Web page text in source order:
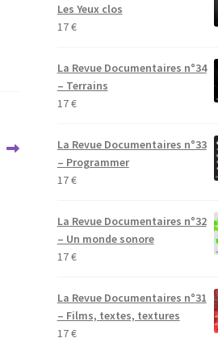
Les Yeux clos
17€
La Revue Documentaires n°34
– Terrains
17€
La Revue Documentaires n°33
– Programmer
17€
La Revue Documentaires n°32
– Un monde sonore
17€
La Revue Documentaires n°31
– Films, textes, textures
17€